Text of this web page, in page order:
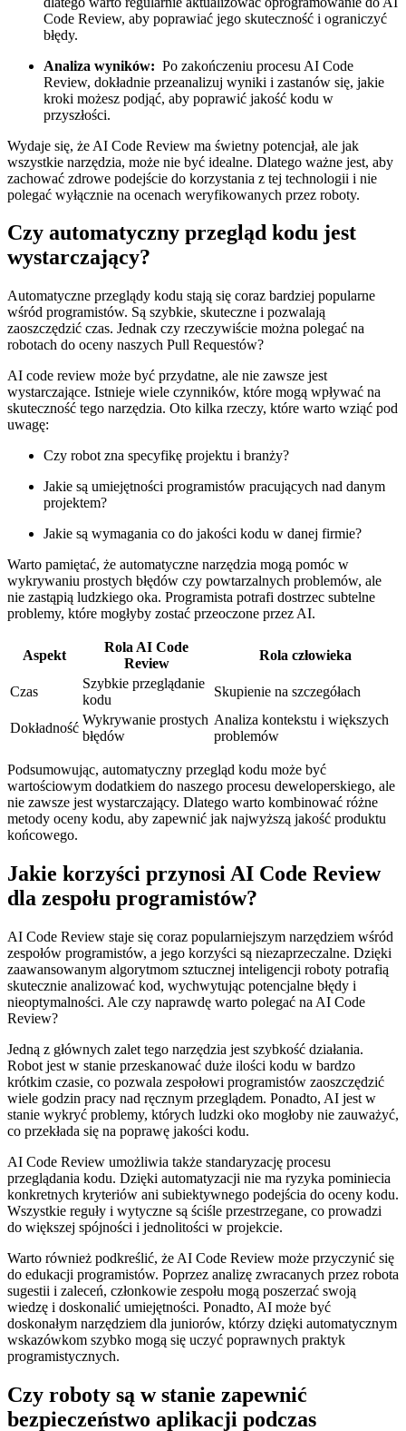
‍Code Review, aby poprawiać jego ​skuteczność i ograniczyć
‌błędy.
Analiza wyników: ‌ Po zakończeniu procesu AI Code
Review, dokładnie przeanalizuj wyniki i zastanów się, jakie
kroki możesz podjąć, aby poprawić⁤ jakość kodu w
przyszłości.
Wydaje się, że AI Code Review ma świetny potencjał, ale jak
wszystkie narzędzia, może⁣ nie być idealne. Dlatego⁤ ważne jest, ⁣aby
zachować zdrowe podejście do korzystania z tej technologii i nie
polegać ⁣wyłącznie na ocenach weryfikowanych⁣ przez roboty.
Czy automatyczny przegląd kodu⁢ jest
wystarczający?
Automatyczne przeglądy kodu stają się coraz bardziej popularne
wśród⁣ programistów. ⁤Są szybkie, skuteczne i ⁤pozwalają
zaoszczędzić czas. Jednak czy rzeczywiście można polegać na
robotach do oceny naszych Pull⁣ Requestów?
AI code review ‌może być przydatne, ale ‌nie zawsze jest
wystarczające. Istnieje wiele czynników, które mogą wpływać na
skuteczność tego narzędzia. Oto ‌kilka rzeczy, które warto wziąć pod
uwagę:
Czy robot zna specyfikę projektu i branży?
Jakie są umiejętności programistów pracujących‍ nad danym⁢
projektem?
Jakie są​ wymagania co do jakości kodu w danej firmie?
Warto pamiętać, że automatyczne narzędzia ⁢mogą pomóc w
wykrywaniu prostych błędów czy powtarzalnych problemów, ale
nie zastąpią ludzkiego oka. Programista potrafi dostrzec subtelne
problemy, które mogłyby zostać przeoczone przez AI.
Aspekt
Rola AI Code
Review
Rola człowieka
Czas
Szybkie przeglądanie
kodu
Skupienie na szczegółach
Dokładność
Wykrywanie prostych
błędów
Analiza kontekstu i⁤ większych
problemów
Podsumowując, automatyczny ⁢przegląd kodu może być
wartościowym‍ dodatkiem do naszego procesu deweloperskiego, ale
nie zawsze jest wystarczający. Dlatego warto kombinować różne‍
metody oceny ⁢kodu, aby zapewnić jak najwyższą‌ jakość produktu
końcowego.
Jakie korzyści przynosi AI Code Review‍
dla zespołu programistów?
AI Code ⁣Review staje się coraz popularniejszym narzędziem wśród
zespołów programistów, a jego korzyści są niezaprzeczalne. Dzięki
zaawansowanym algorytmom sztucznej⁤ inteligencji roboty potrafią
skutecznie ⁤analizować kod, wychwytując potencjalne błędy i
nieoptymalności. Ale⁤ czy naprawdę warto polegać⁢ na AI Code
Review?
Jedną z głównych zalet tego narzędzia jest szybkość działania.
Robot jest w stanie przeskanować duże ilości kodu w bardzo
krótkim czasie, co pozwala zespołowi programistów⁢ zaoszczędzić
wiele godzin pracy nad ręcznym ​przeglądem. Ponadto, AI jest w
stanie wykryć problemy, których ludzki oko mogłoby nie zauważyć,
co przekłada się na poprawę jakości kodu.
AI ‍Code Review umożliwia także standaryzację procesu
przeglądania kodu. ‍Dzięki automatyzacji nie ma ryzyka pominiecia
konkretnych kryteriów ani subiektywnego podejścia do oceny kodu.
Wszystkie reguły i wytyczne są ‌ściśle przestrzegane,‍ co prowadzi
do większej spójności i jednolitości w projekcie.
Warto również podkreślić, że ‌AI Code Review może przyczynić się ​
do edukacji programistów. Poprzez⁣ analizę zwracanych przez robota
sugestii i zaleceń, członkowie zespołu mogą poszerzać swoją
‌wiedzę i doskonalić umiejętności. Ponadto, AI może być
doskonałym narzędziem dla juniorów, którzy ‌dzięki automatycznym
wskazówkom ​szybko mogą się ​uczyć poprawnych praktyk
‍programistycznych.
Czy roboty ⁤są w stanie zapewnić
bezpieczeństwo ⁤aplikacji podczas